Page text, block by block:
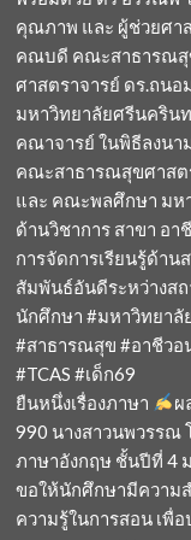
คุณภาพ และ ผู้ช่วยศา
คณบดี คณะสาธารณสุ
ศาสตราจารย์ ดร.ถน
มหาวิทยาลัยศรีนคริน
คณาจารย์ ในพิธีลงนา
คณะสาธารณสุขศาสต
และ คณะพลศึกษา มห
ด้านวิชาการ สาขา อ
การจัดการเรียนรู้ด้า
สัมพันธ์อันดีระหว่างส
นักศึกษา #มหาวิทยาลั
#สาธารณสุข #อาชีวอ
#TCAS #เด็ก69
ยืนหนึ่งเรื่องภาษา
ผ
990 นางสาวนพวรรณ
ภาษาอังกฤษ ชั้นปีที่ 4
ขอให้นักศึกษามีความ
ความรู้ในการสอน เพื่